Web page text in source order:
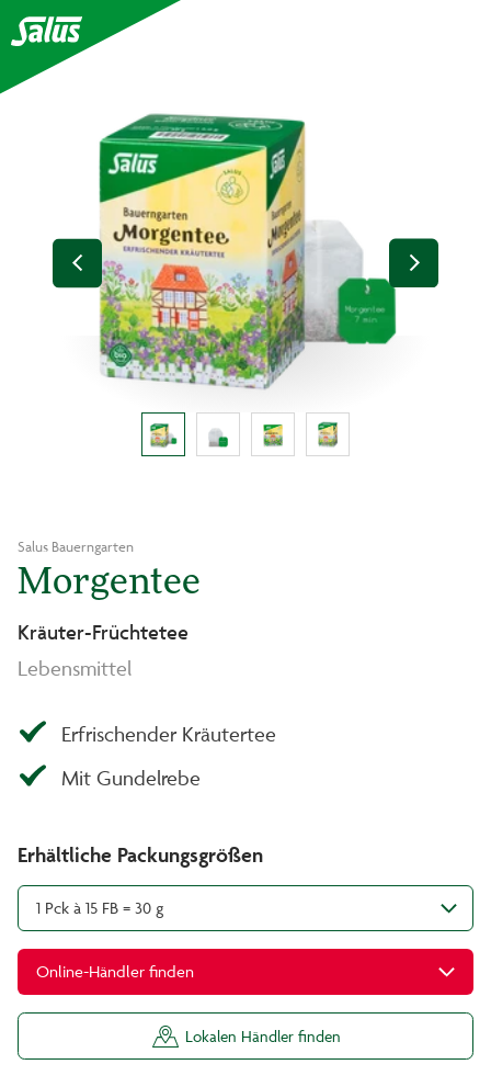
Salus Bauerngarten
Morgentee
Kräuter-Früchtetee
Lebensmittel
Erfrischender Kräutertee
Mit Gundelrebe
Erhältliche Packungsgrößen
1 Pck à 15 FB = 30 g
Online-Händler finden
Lokalen Händler finden